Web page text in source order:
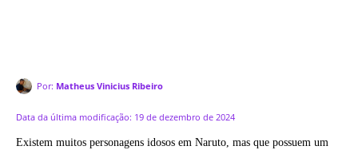
Por: Matheus Vinicius Ribeiro
Data da última modificação: 19 de dezembro de 2024
Existem muitos personagens idosos em Naruto, mas que possuem um